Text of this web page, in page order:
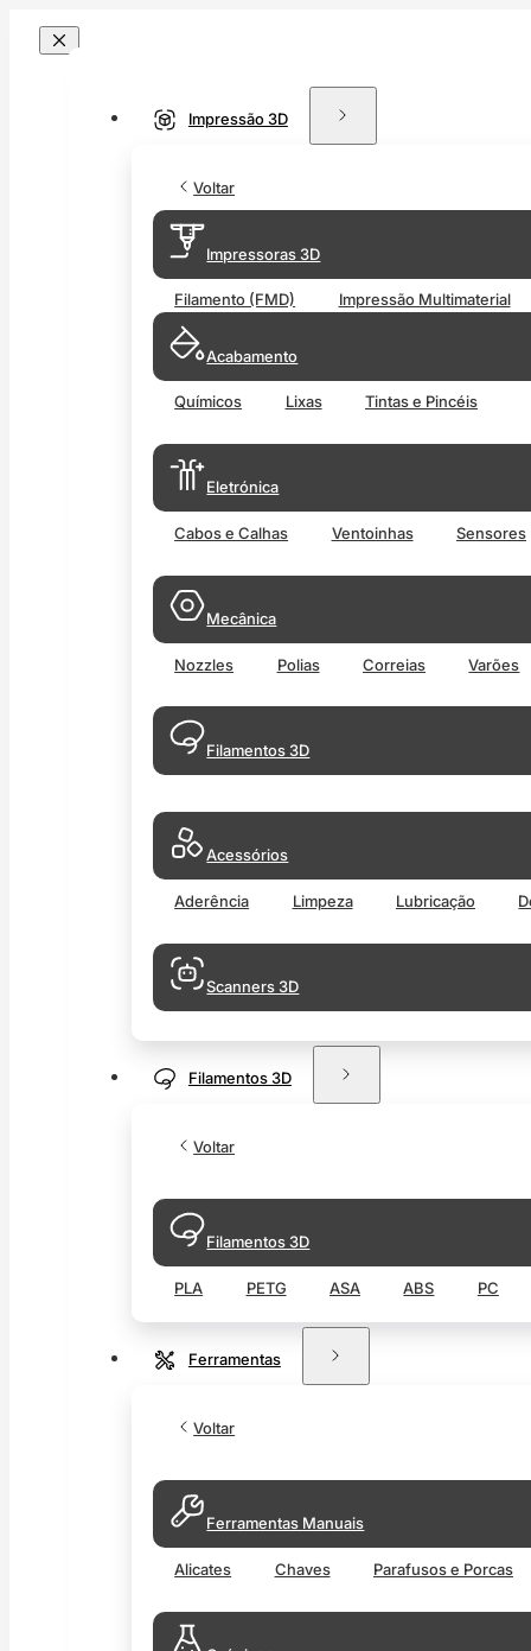
Impressão 3D
Voltar
Impressoras 3D
Filamento (FMD) Impressão Multimaterial
Acabamento
Químicos Lixas Tintas e Pincéis
Eletrónica
Cabos e Calhas Ventoinhas Sensores
Mecânica
Nozzles Polias Correias Varões
Filamentos 3D
Acessórios
Aderência Limpeza Lubricação
Scanners 3D
Filamentos 3D
Voltar
Filamentos 3D
PLA PETG ASA ABS PC
Ferramentas
Voltar
Ferramentas Manuais
Alicates Chaves Parafusos e Porcas